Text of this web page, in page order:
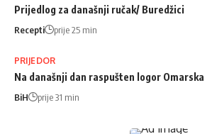
Prijedlog za današnji ručak/ Buredžici
Recepti prije 25 min
PRIJEDOR
Na današnji dan raspušten logor Omarska
BiH prije 31 min